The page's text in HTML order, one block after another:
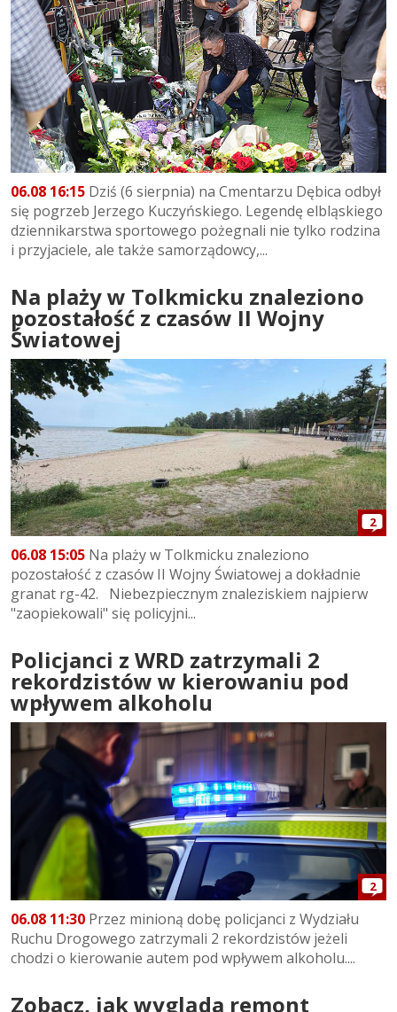
06.08 16:15 Dziś (6 sierpnia) na Cmentarzu Dębica odbył
się pogrzeb Jerzego Kuczyńskiego. Legendę elbląskiego
dziennikarstwa sportowego pożegnali nie tylko rodzina
i przyjaciele, ale także samorządowcy,...
Na plaży w Tolkmicku znaleziono
pozostałość z czasów II Wojny
Światowej
2
06.08 15:05 Na plaży w Tolkmicku znaleziono
pozostałość z czasów II Wojny Światowej a dokładnie
granat rg-42. Niebezpiecznym znaleziskiem najpierw
"zaopiekowali" się policyjni...
Policjanci z WRD zatrzymali 2
rekordzistów w kierowaniu pod
wpływem alkoholu
2
06.08 11:30 Przez minioną dobę policjanci z Wydziału
Ruchu Drogowego zatrzymali 2 rekordzistów jeżeli
chodzi o kierowanie autem pod wpływem alkoholu....
Zobacz, jak wygląda remont